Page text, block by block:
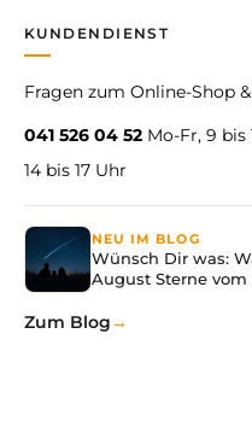
KUNDENDIENST
Fragen zum Online-Shop
041 526 04 52 Mo-Fr, 9 bis
14 bis 17 Uhr
NEU IM BLOG
Wünsch Dir was:
August Sterne
Zum Blog